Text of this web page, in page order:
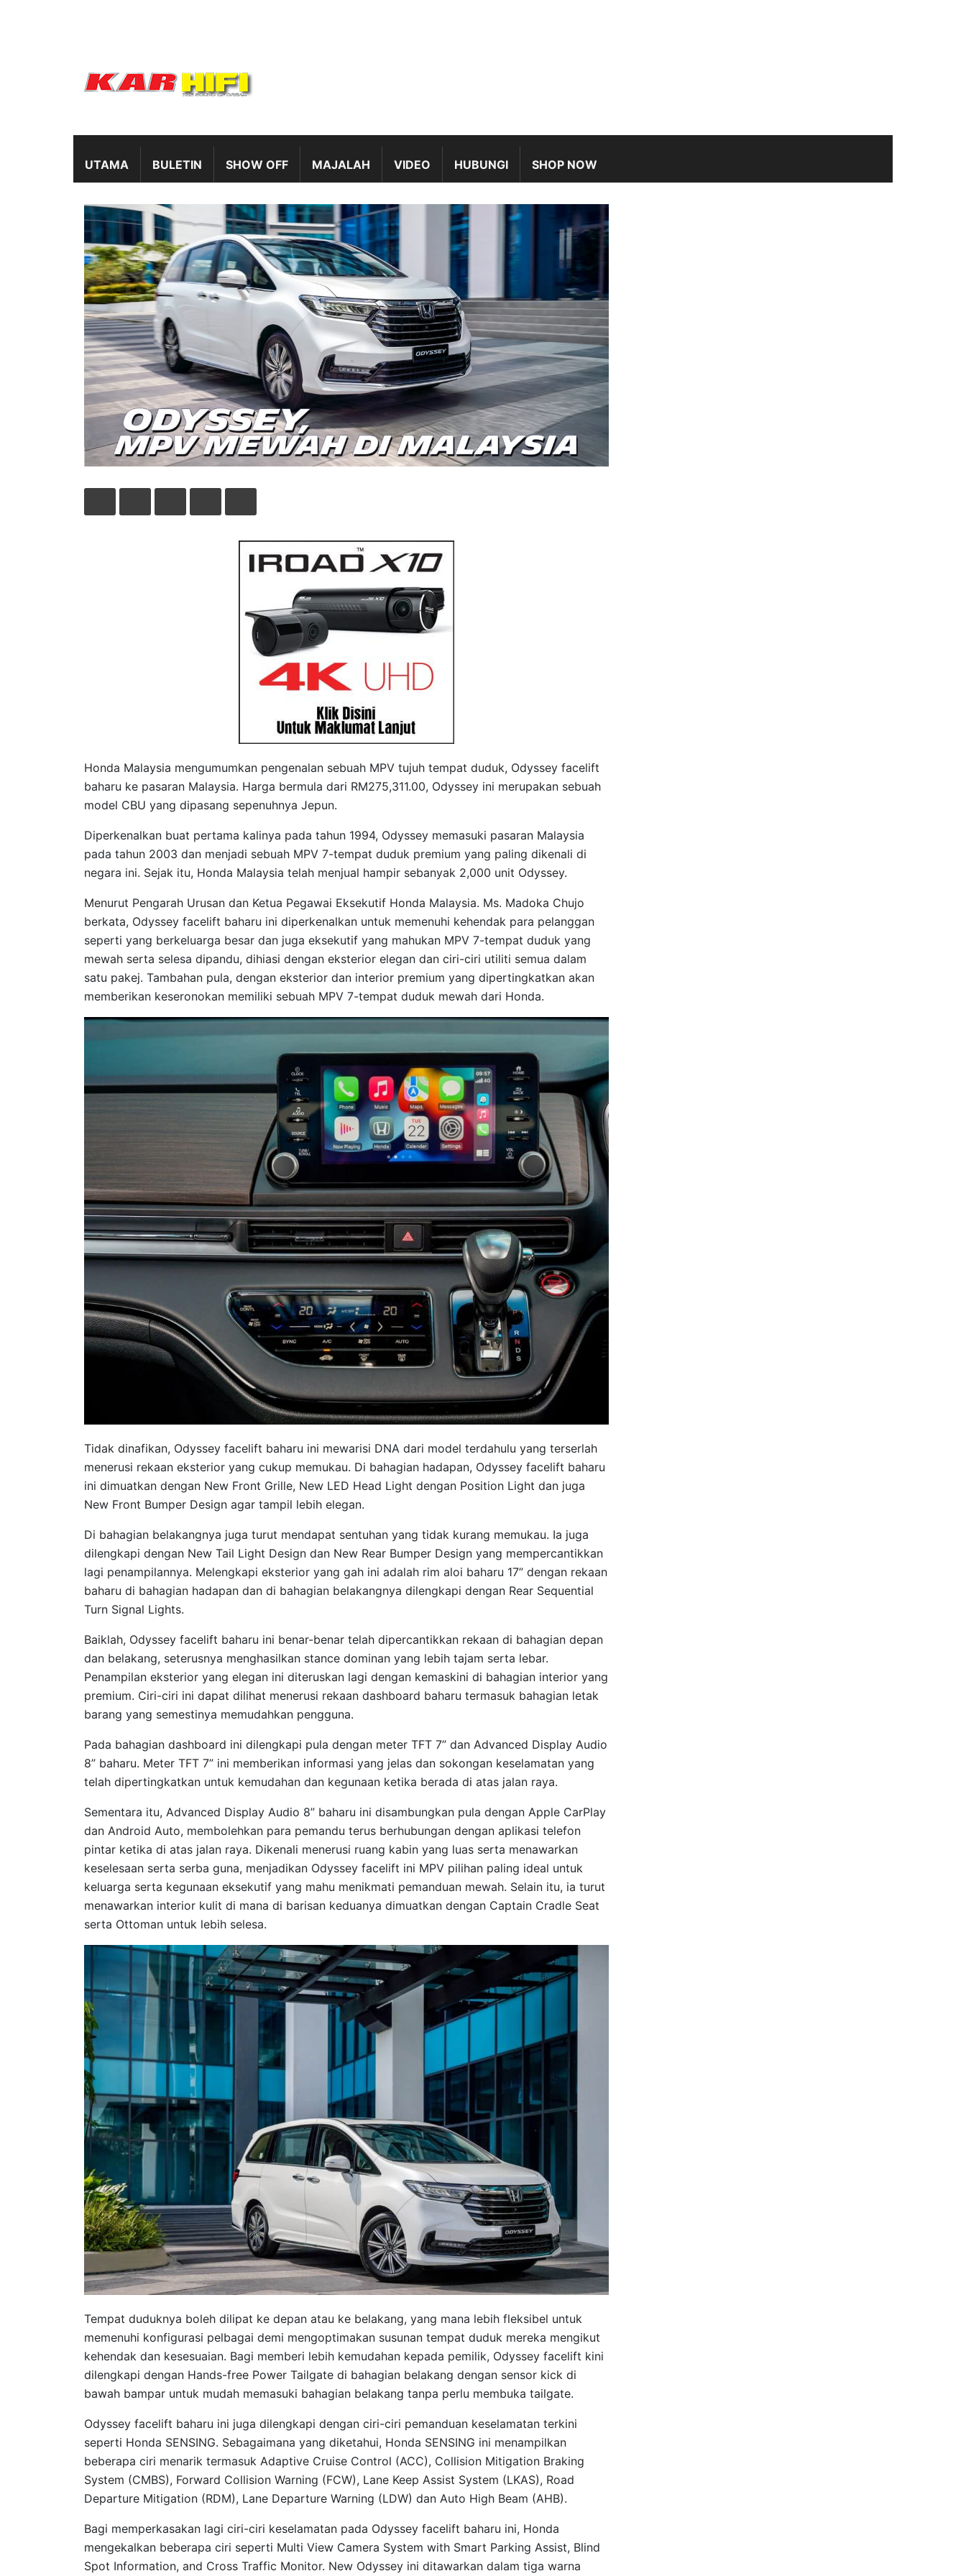
UTAMA BULETIN SHOW OFF MAJALAH VIDEO HUBUNGI SHOP NOW
Honda Malaysia mengumumkan pengenalan sebuah MPV tujuh tempat duduk, Odyssey facelift
baharu ke pasaran Malaysia. Harga bermula dari RM275,311.00, Odyssey ini merupakan sebuah
model CBU yang dipasang sepenuhnya Jepun.
Diperkenalkan buat pertama kalinya pada tahun 1994, Odyssey memasuki pasaran Malaysia
pada tahun 2003 dan menjadi sebuah MPV 7-tempat duduk premium yang paling dikenali di
negara ini. Sejak itu, Honda Malaysia telah menjual hampir sebanyak 2,000 unit Odyssey.
Menurut Pengarah Urusan dan Ketua Pegawai Eksekutif Honda Malaysia. Ms. Madoka Chujo
berkata, Odyssey facelift baharu ini diperkenalkan untuk memenuhi kehendak para pelanggan
seperti yang berkeluarga besar dan juga eksekutif yang mahukan MPV 7-tempat duduk yang
mewah serta selesa dipandu, dihiasi dengan eksterior elegan dan ciri-ciri utiliti semua dalam
satu pakej. Tambahan pula, dengan eksterior dan interior premium yang dipertingkatkan akan
memberikan keseronokan memiliki sebuah MPV 7-tempat duduk mewah dari Honda.
Tidak dinafikan, Odyssey facelift baharu ini mewarisi DNA dari model terdahulu yang terserlah
menerusi rekaan eksterior yang cukup memukau. Di bahagian hadapan, Odyssey facelift baharu
ini dimuatkan dengan New Front Grille, New LED Head Light dengan Position Light dan juga
New Front Bumper Design agar tampil lebih elegan.
Di bahagian belakangnya juga turut mendapat sentuhan yang tidak kurang memukau. Ia juga
dilengkapi dengan New Tail Light Design dan New Rear Bumper Design yang mempercantikkan
lagi penampilannya. Melengkapi eksterior yang gah ini adalah rim aloi baharu 17” dengan rekaan
baharu di bahagian hadapan dan di bahagian belakangnya dilengkapi dengan Rear Sequential
Turn Signal Lights.
Baiklah, Odyssey facelift baharu ini benar-benar telah dipercantikkan rekaan di bahagian depan
dan belakang, seterusnya menghasilkan stance dominan yang lebih tajam serta lebar.
Penampilan eksterior yang elegan ini diteruskan lagi dengan kemaskini di bahagian interior yang
premium. Ciri-ciri ini dapat dilihat menerusi rekaan dashboard baharu termasuk bahagian letak
barang yang semestinya memudahkan pengguna.
Pada bahagian dashboard ini dilengkapi pula dengan meter TFT 7” dan Advanced Display Audio
8” baharu. Meter TFT 7” ini memberikan informasi yang jelas dan sokongan keselamatan yang
telah dipertingkatkan untuk kemudahan dan kegunaan ketika berada di atas jalan raya.
Sementara itu, Advanced Display Audio 8” baharu ini disambungkan pula dengan Apple CarPlay
dan Android Auto, membolehkan para pemandu terus berhubungan dengan aplikasi telefon
pintar ketika di atas jalan raya. Dikenali menerusi ruang kabin yang luas serta menawarkan
keselesaan serta serba guna, menjadikan Odyssey facelift ini MPV pilihan paling ideal untuk
keluarga serta kegunaan eksekutif yang mahu menikmati pemanduan mewah. Selain itu, ia turut
menawarkan interior kulit di mana di barisan keduanya dimuatkan dengan Captain Cradle Seat
serta Ottoman untuk lebih selesa.
Tempat duduknya boleh dilipat ke depan atau ke belakang, yang mana lebih fleksibel untuk
memenuhi konfigurasi pelbagai demi mengoptimakan susunan tempat duduk mereka mengikut
kehendak dan kesesuaian. Bagi memberi lebih kemudahan kepada pemilik, Odyssey facelift kini
dilengkapi dengan Hands-free Power Tailgate di bahagian belakang dengan sensor kick di
bawah bampar untuk mudah memasuki bahagian belakang tanpa perlu membuka tailgate.
Odyssey facelift baharu ini juga dilengkapi dengan ciri-ciri pemanduan keselamatan terkini
seperti Honda SENSING. Sebagaimana yang diketahui, Honda SENSING ini menampilkan
beberapa ciri menarik termasuk Adaptive Cruise Control (ACC), Collision Mitigation Braking
System (CMBS), Forward Collision Warning (FCW), Lane Keep Assist System (LKAS), Road
Departure Mitigation (RDM), Lane Departure Warning (LDW) dan Auto High Beam (AHB).
Bagi memperkasakan lagi ciri-ciri keselamatan pada Odyssey facelift baharu ini, Honda
mengekalkan beberapa ciri seperti Multi View Camera System with Smart Parking Assist, Blind
Spot Information, and Cross Traffic Monitor. New Odyssey ini ditawarkan dalam tiga warna